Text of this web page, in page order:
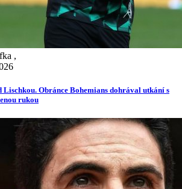
,
Lischkou. Obránce Bohemians dohrával utkání s
rukou